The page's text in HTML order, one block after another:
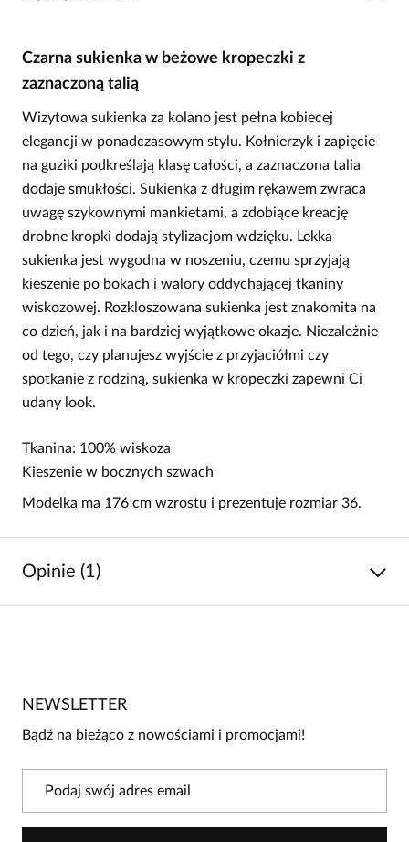
Czarna sukienka w beżowe kropeczki z
zaznaczoną talią
Wizytowa sukienka za kolano jest pełna kobiecej
elegancji w ponadczasowym stylu. Kołnierzyk i zapięcie
na guziki podkreślają klasę całości, a zaznaczona talia
dodaje smukłości. Sukienka z długim rękawem zwraca
uwagę szykownymi mankietami, a zdobiące kreację
drobne kropki dodają stylizacjom wdzięku. Lekka
sukienka jest wygodna w noszeniu, czemu sprzyjają
kieszenie po bokach i walory oddychającej tkaniny
wiskozowej. Rozkloszowana sukienka jest znakomita na
co dzień, jak i na bardziej wyjątkowe okazje. Niezależnie
od tego, czy planujesz wyjście z przyjaciółmi czy
spotkanie z rodziną, sukienka w kropeczki zapewni Ci
udany look.
Tkanina: 100% wiskoza
Kieszenie w bocznych szwach
Modelka ma 176 cm wzrostu i prezentuje rozmiar 36.
Opinie (1)
4
3
1
0
NEWSLETTER
Bądź na bieżąco z nowościami i promocjami!